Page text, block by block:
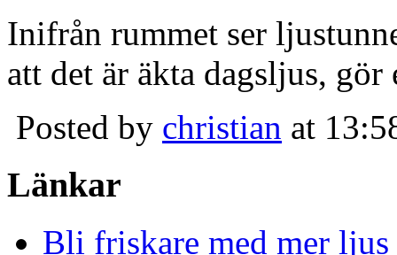
Inifrån rummet ser
att det är äkta dagsljus,
Posted by christian at
Länkar
Bli friskare med mer ljus